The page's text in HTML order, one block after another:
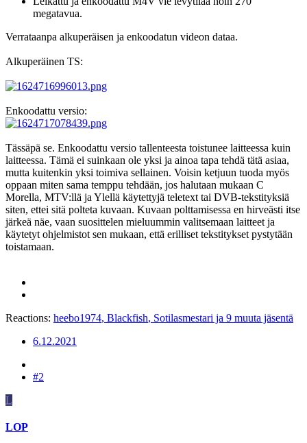
megatavua.
Verrataanpa alkuperäisen ja enkoodatun videon dataa.
Alkuperäinen TS:
Enkoodattu versio:
Tässäpä se. Enkoodattu versio tallenteesta toistunee laitteessa kuin
laitteessa. Tämä ei suinkaan ole yksi ja ainoa tapa tehdä tätä asiaa,
mutta kuitenkin yksi toimiva sellainen. Voisin ketjuun tuoda myös
oppaan miten sama temppu tehdään, jos halutaan mukaan C
Morella, MTV:llä ja Ylellä käytettyjä teletext tai DVB-tekstityksiä
siten, ettei sitä polteta kuvaan. Kuvaan polttamisessa en hirveästi itse
järkeä näe, vaan suosittelen mieluummin valitsemaan laitteet ja
käytetyt ohjelmistot sen mukaan, että erilliset tekstitykset pystytään
toistamaan.
Reactions: heebo1974, Blackfish, Sotilasmestari ja 9 muuta jäsentä
6.12.2021
#2
L
LOP